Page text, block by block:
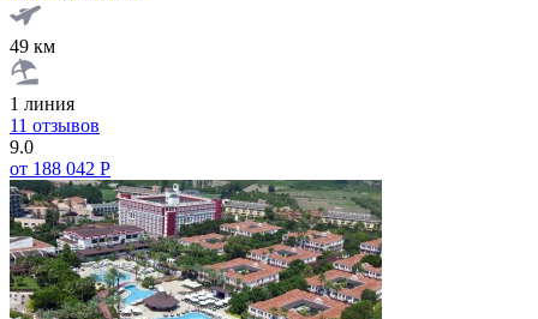
49 км
1 линия
11 отзывов
9.0
от 188 042 Р